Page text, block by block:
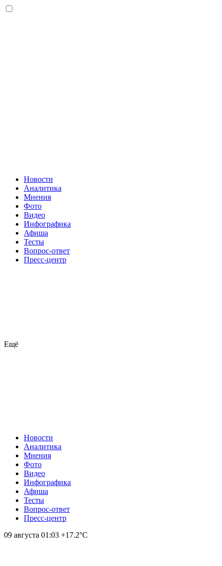
Новости
Аналитика
Мнения
Фото
Видео
Инфографика
Афиша
Тесты
Вопрос-ответ
Пресс-центр
Ещё
Новости
Аналитика
Мнения
Фото
Видео
Инфографика
Афиша
Тесты
Вопрос-ответ
Пресс-центр
09 августа 01:03 +17.2°С